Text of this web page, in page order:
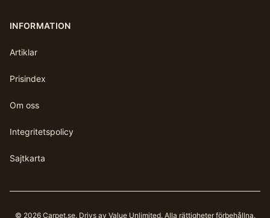
INFORMATION
Artiklar
Prisindex
Om oss
Integritetspolicy
Sajtkarta
© 2026 Carpet.se. Drivs av Value Unlimited. Alla rättigheter förbehållna.